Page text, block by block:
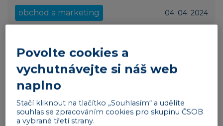
obchod a marketing 04. 04. 2024
Povolte cookies a
vychutnávejte si náš web
naplno
Stačí kliknout na tlačítko „Souhlasím“ a udělíte
souhlas se zpracováním cookies pro skupinu ČSOB
a vybrané třetí strany.